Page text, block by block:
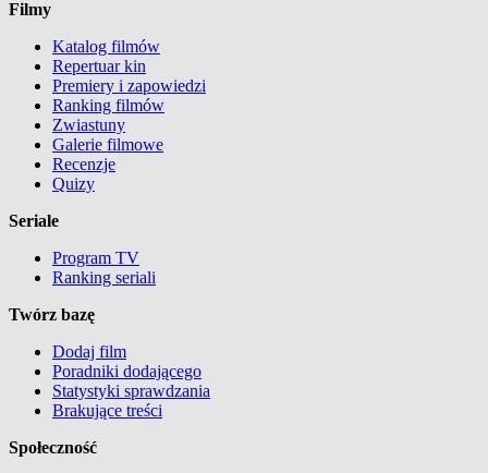
Filmy
Katalog filmów
Repertuar kin
Premiery i zapowiedzi
Ranking filmów
Zwiastuny
Galerie filmowe
Recenzje
Quizy
Seriale
Program TV
Ranking seriali
Twórz bazę
Dodaj film
Poradniki dodającego
Statystyki sprawdzania
Brakujące treści
Społeczność